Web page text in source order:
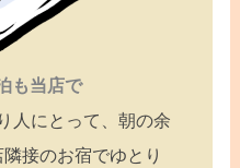
も当店で
人にとって、朝の余
接のお宿でゆとり